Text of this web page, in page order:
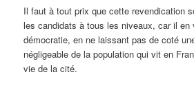
Il faut à tout prix que cette revendication
les candidats à tous les niveaux, car il en
démocratie, en ne laissant pas de coté
négligeable de la population qui vit en
vie de la cité.